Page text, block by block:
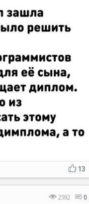
13
2592 0